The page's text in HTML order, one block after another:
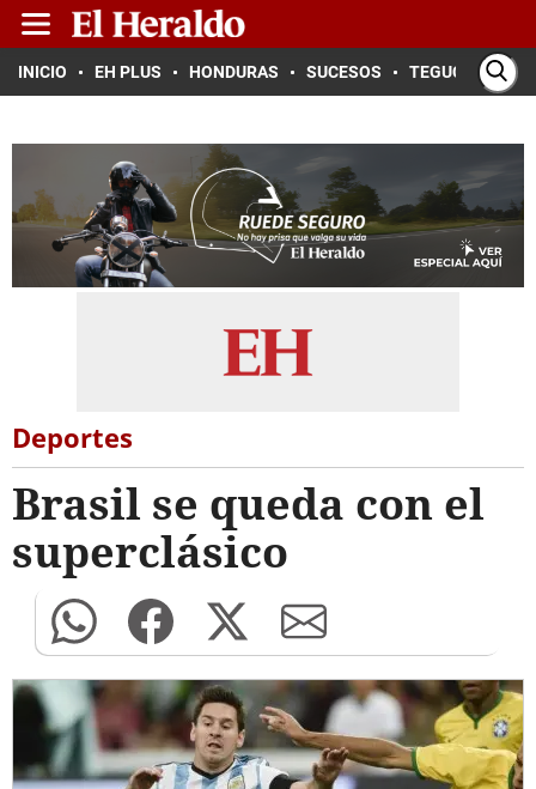
INICIO EH PLUS HONDURAS SUCESOS TEGUCIGALPA
Deportes
Brasil se queda con el
superclásico